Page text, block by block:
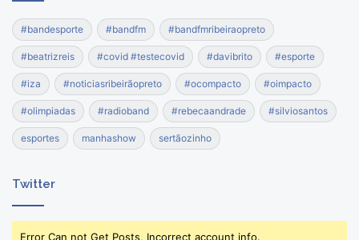
#bandesporte #bandfm #bandfmribeiraopreto
#beatrizreis #covid #testecovid #davibrito #esporte
#iza #noticiasribeirãopreto #ocompacto #oimpacto
#olimpiadas #radioband #rebecaandrade #silviosantos
esportes manhashow sertãozinho
Twitter
Error Can not Get Posts, Incorrect account info.